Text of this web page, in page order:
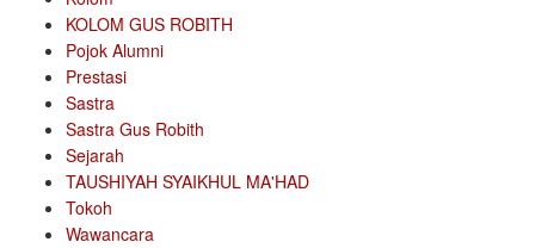
KOLOM GUS ROBITH
Pojok Alumni
Prestasi
Sastra
Sastra Gus Robith
Sejarah
TAUSHIYAH SYAIKHUL MA'HAD
Tokoh
Wawancara